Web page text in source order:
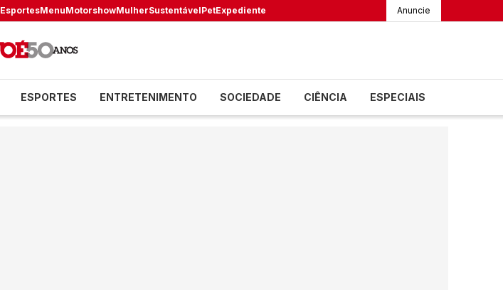
EsportesMenuMotorshowMulherSustentávelPetExpediente Anuncie
ESPORTES ENTRETENIMENTO SOCIEDADE CIÊNCIA ESPECIAIS